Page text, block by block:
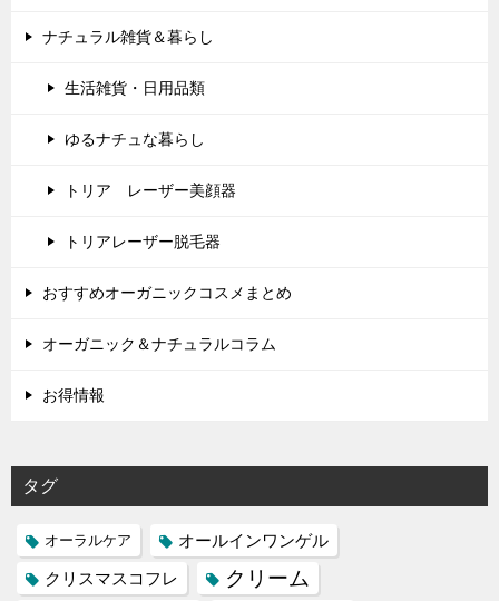
ナチュラル雑貨＆暮らし
生活雑貨・日用品類
ゆるナチュな暮らし
トリア レーザー美顔器
トリアレーザー脱毛器
おすすめオーガニックコスメまとめ
オーガニック＆ナチュラルコラム
お得情報
タグ
オーラルケア
オールインワンゲル
クリスマスコフレ
クリーム